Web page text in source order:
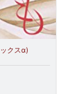
クスα)